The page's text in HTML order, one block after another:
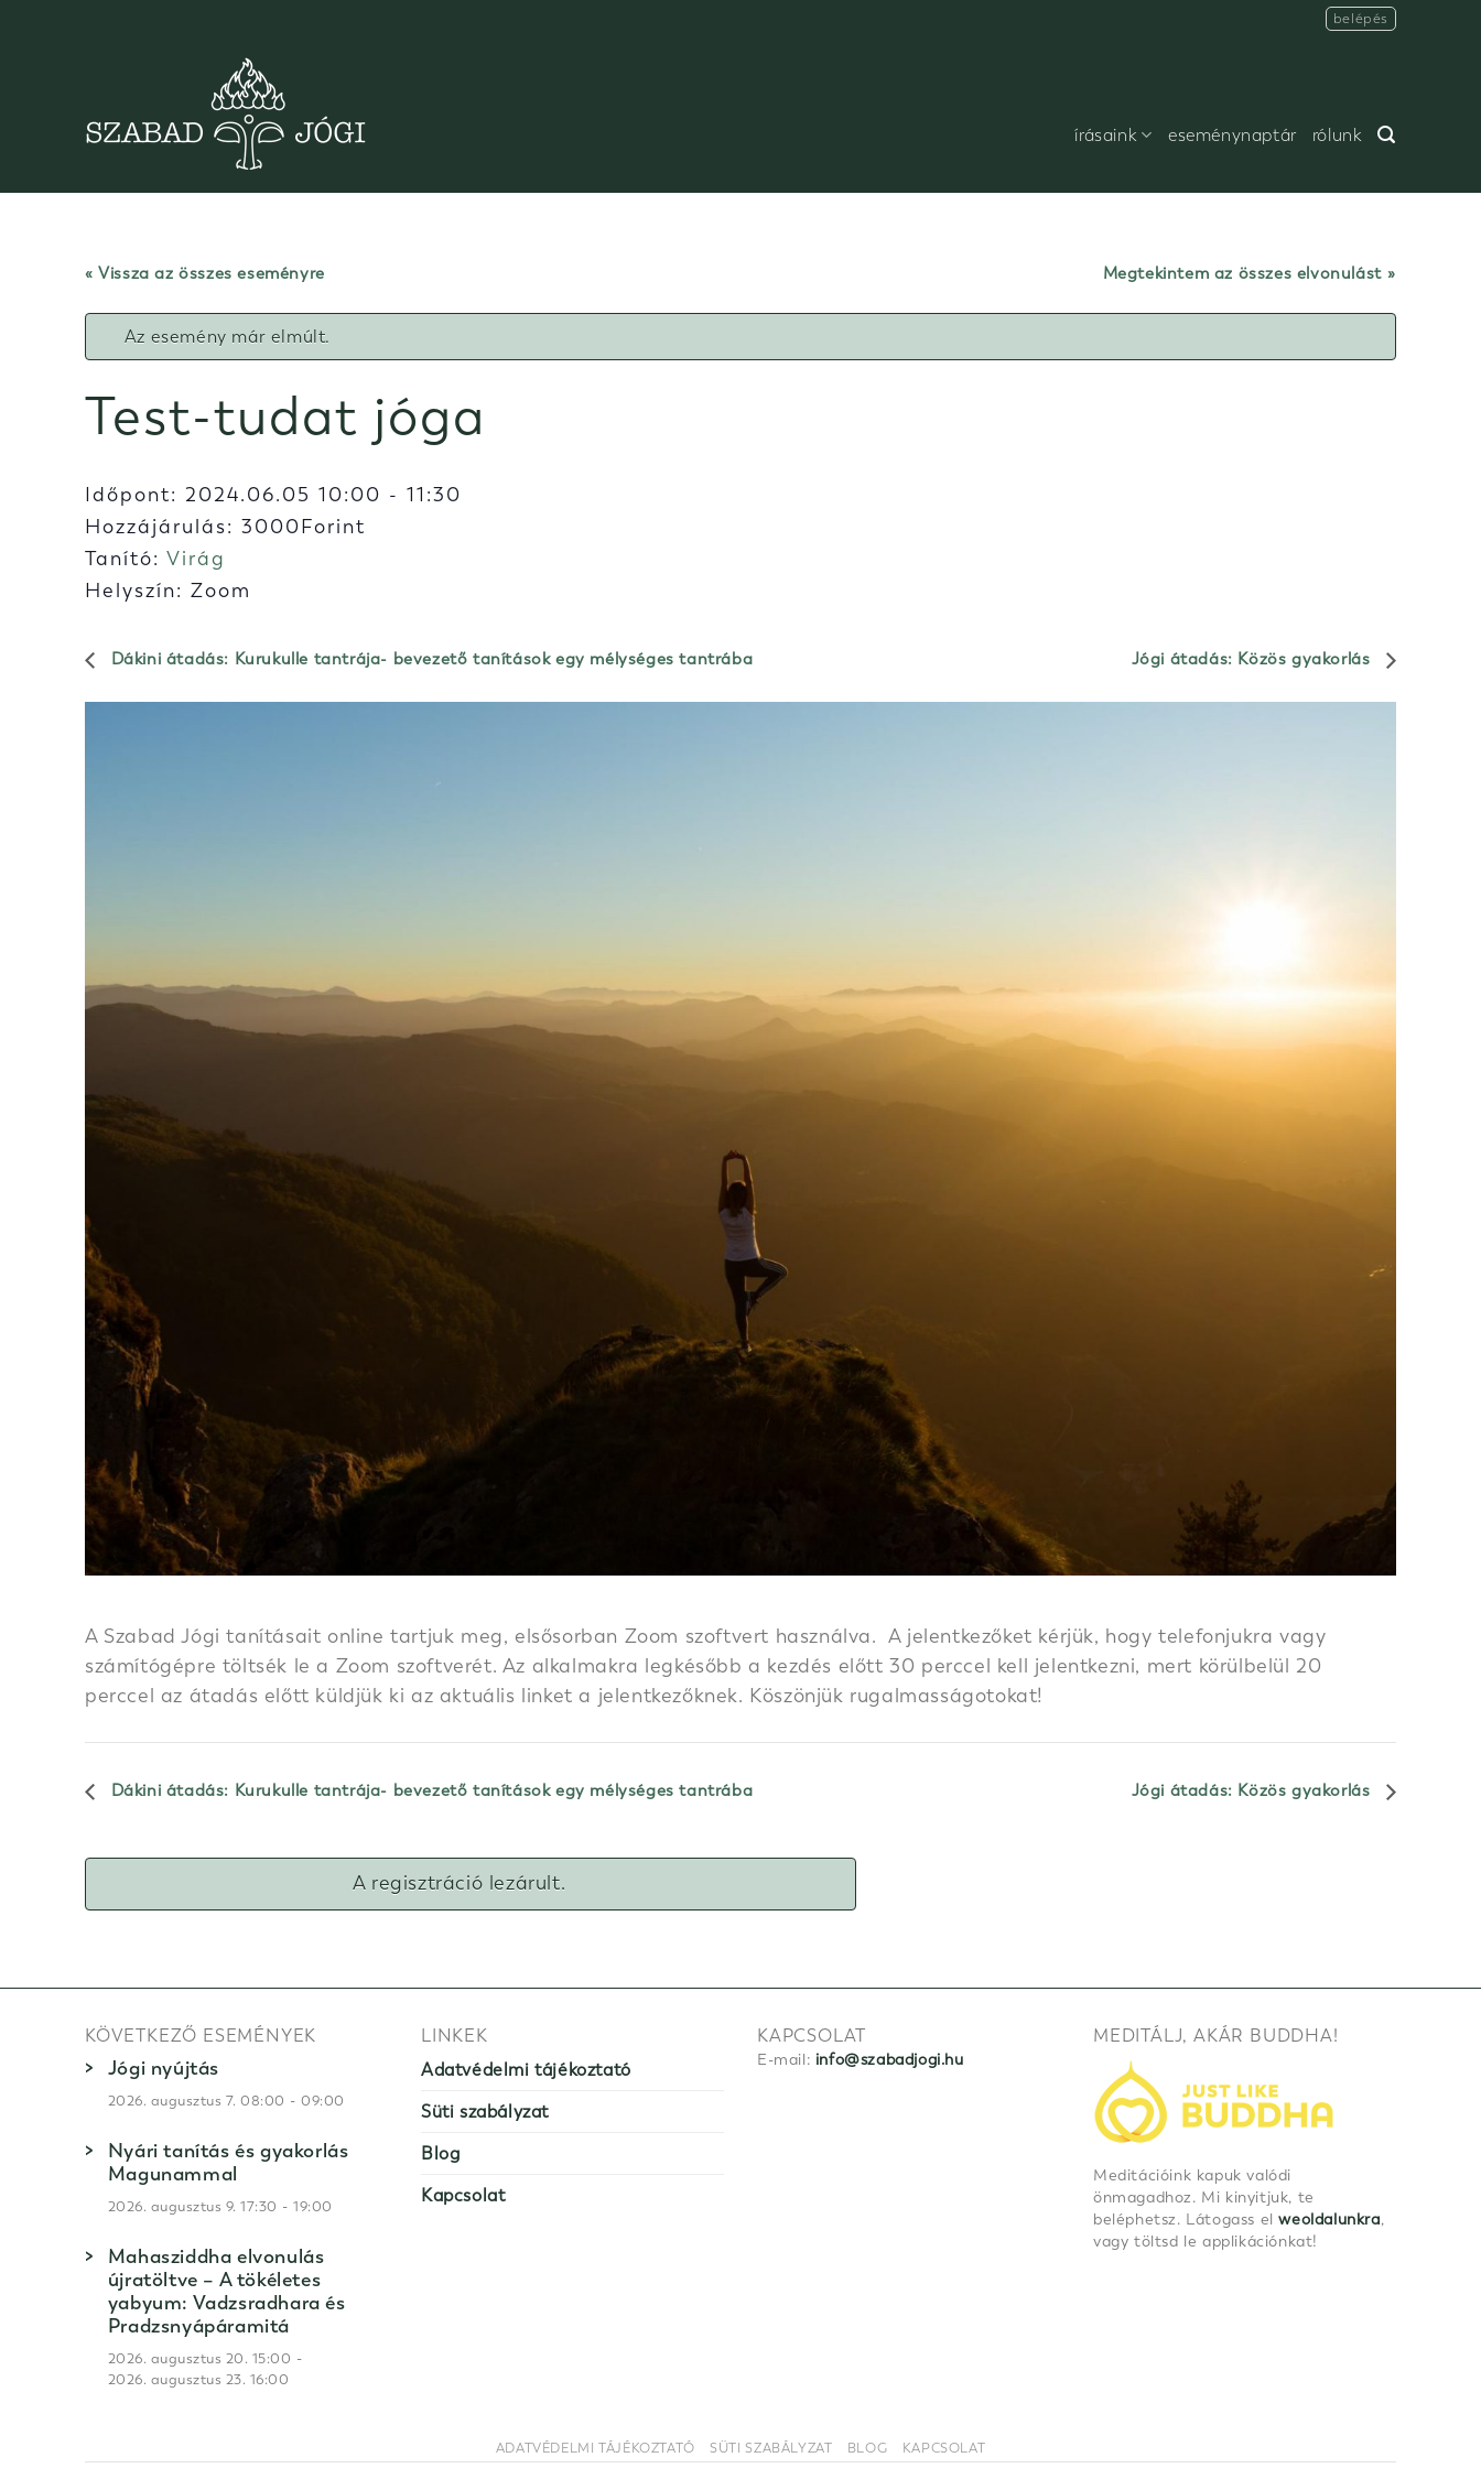
belépés
írásaink eseménynaptár rólunk
« Vissza az összes eseményre Megtekintem az összes elvonulást
Az esemény már elmúlt.
Test-tudat jóga
Időpont: 2024.06.05 10:00 - 11:30
Hozzájárulás: 3000Forint
Tanító: Virág
Helyszín: Zoom
Dákini átadás: Kurukulle tantrája- bevezető tanítások egy mélységes tantrába Jógi átadás: Közös gyakorlás
A Szabad Jógi tanításait online tartjuk meg, elsősorban Zoom szoftvert használva. A jelentkezőket kérjük, hogy telefonjukra vagy
számítógépre töltsék le a Zoom szoftverét. Az alkalmakra legkésőbb a kezdés előtt 30 perccel kell jelentkezni, mert körülbelül 20
perccel az átadás előtt küldjük ki az aktuális linket a jelentkezőknek. Köszönjük rugalmasságotokat!
Dákini átadás: Kurukulle tantrája- bevezető tanítások egy mélységes tantrába Jógi átadás: Közös gyakorlás
A regisztráció lezárult.
KÖVETKEZŐ ESEMÉNYEK
Jógi nyújtás
2026. augusztus 7. 08:00 -09:00
Nyári tanítás és gyakorlás
Magunammal
2026. augusztus 9. 17:30 -19:00
Mahasziddha elvonulás
újratöltve – A tökéletes
yabyum: Vadzsradhara és
Pradzsnyápáramitá
2026. augusztus 20. 15:00 -
2026. augusztus 23. 16:00
LINKEK
Adatvédelmi tájékoztató
Süti szabályzat
Blog
Kapcsolat
KAPCSOLAT
E-mail: info@szabadjogi.hu
MEDITÁLJ, AKÁR BUDDHA!
Meditációink kapuk valódi
önmagadhoz. Mi kinyitjuk, te
beléphetsz. Látogass elweoldalunkra,
vagy töltsd le applikációnkat!
ADATVÉDELMI TÁJÉKOZTATÓ SÜTI SZABÁLYZAT BLOG KAPCSOLAT